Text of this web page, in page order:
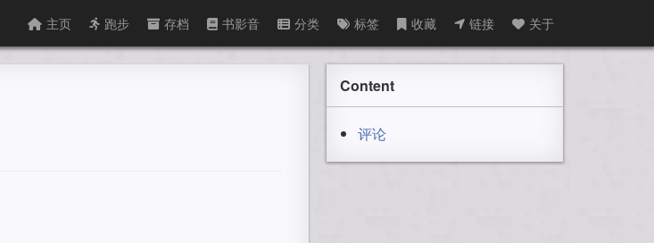
主页 跑步 存档 书影音 分类 标签 收藏 链接 关于
Content
评论